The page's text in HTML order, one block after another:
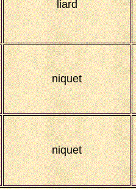
liard
niquet
niquet